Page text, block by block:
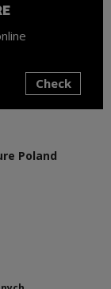
Check
Poland